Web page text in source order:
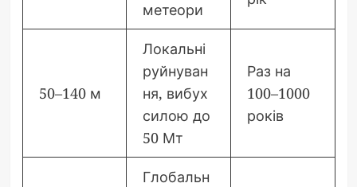
метеори
50–140 м
Локальні
руйнуван
ня, вибух
силою до
50 Мт
Раз на
100–1000
років
Глобальн